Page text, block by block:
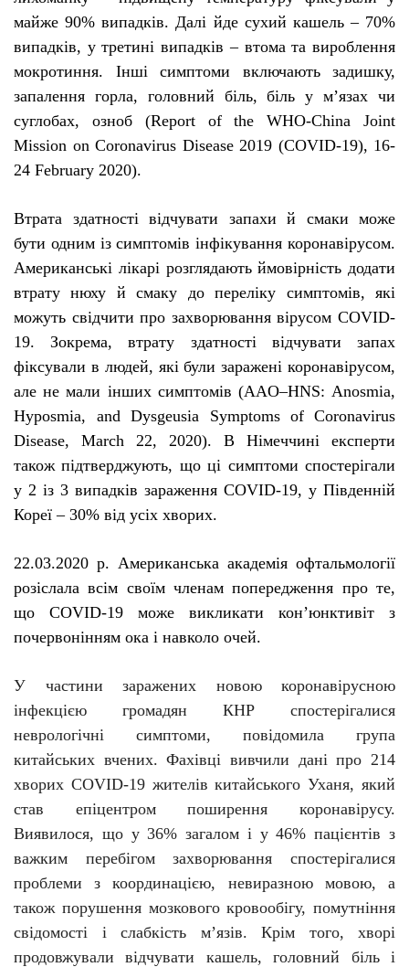
майже 90% випадків. Далі йде сухий кашель – 70%
випадків, у третині випадків – втома та вироблення
мокротиння. Інші симптоми включають задишку,
запалення горла, головний біль, біль у м’язах чи
суглобах, озноб(Report of the WHO-China Joint
Mission on Coronavirus Disease 2019 (COVID-19), 16-
24 February 2020).
Втрата здатності відчувати запахи й смаки може
бути одним із симптомів інфікування коронавірусом.
Американські лікарі розглядають ймовірність додати
втрату нюху й смаку до переліку симптомів, які
можуть свідчити про захворювання вірусом COVID-
19. Зокрема, втрату здатності відчувати запах
фіксували в людей, які були заражені коронавірусом,
але не мали інших симптомів (AAO–HNS: Anosmia,
Hyposmia,and Dysgeusia Symptoms of Coronavirus
Disease, March 22, 2020). В Німеччині експерти
також підтверджують, що ці симптоми спостерігали
у 2 із 3 випадків зараження COVID-19, у Південній
Кореї – 30% від усіх хворих.
22.03.2020 р. Американська академія офтальмології
розіслала всім своїм членам попередження про те,
що COVID-19 може викликати кон’юнктивіт з
почервонінням ока і навколо очей.
У частини заражених новою коронавірусною
інфекцією громадян КНР спостерігалися
неврологічні симптоми, повідомила група
китайських вчених. Фахівці вивчили дані про 214
хворих COVID-19 жителів китайського Уханя, який
став епіцентром поширення коронавірусу.
Виявилося, що у 36% загалом і у 46% пацієнтів з
важким перебігом захворювання спостерігалися
проблеми з координацією, невиразною мовою, а
також порушення мозкового кровообігу, помутніння
свідомості і слабкість м’язів. Крім того, хворі
продовжували відчувати кашель, головний біль і